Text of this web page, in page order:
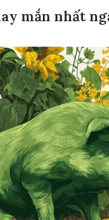
mắn nhất